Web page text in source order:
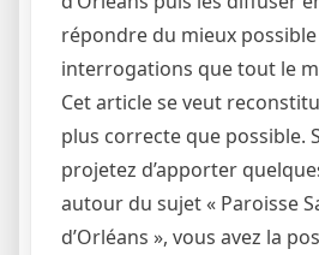
répondre du mieux
interrogations que tout le
Cet article se veut
plus correcte que possible.
projetez d’apporter
autour du sujet « Paroisse
d’Orléans », vous avez la